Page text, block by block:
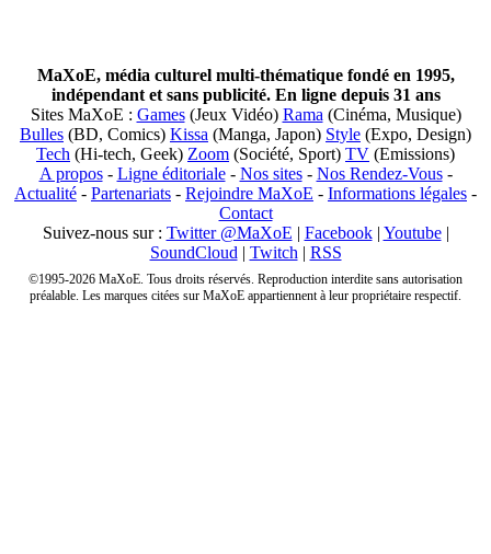
MaXoE, média culturel multi-thématique fondé en 1995,
indépendant et sans publicité. En ligne depuis 31 ans
Sites MaXoE : Games(Jeux Vidéo) Rama (Cinéma, Musique)
Bulles (BD, Comics) Kissa (Manga, Japon) Style (Expo, Design)
Tech (Hi-tech, Geek) Zoom (Société, Sport) TV (Emissions)
A propos- Ligne éditoriale- Nos sites- Nos Rendez-Vous-
Actualité - Partenariats - Rejoindre MaXoE - Informations légales -
Contact
Suivez-nous sur : Twitter @MaXoE | Facebook| Youtube|
SoundCloud | Twitch | RSS
©1995-2026 MaXoE. Tous droits réservés. Reproduction interdite sans autorisation
préalable. Les marques citées sur MaXoE appartiennent à leur propriétaire respectif.